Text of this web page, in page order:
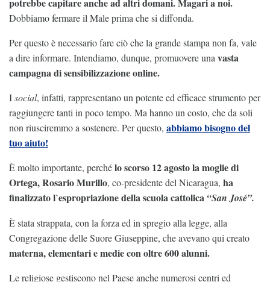
Dobbiamo fermare il Male prima che si diffonda.
Per questo è necessario fare ciò che la grande stampa non fa, vale
a dire informare. Intendiamo, dunque, promuovere una vasta
campagna di sensibilizzazione online.
Isocial, infatti, rappresentano un potente ed efficace strumento per
raggiungere tanti in poco tempo. Ma hanno un costo, che da soli
non riusciremmo a sostenere. Per questo, abbiamo bisogno del
tuo aiuto!
È molto importante, perchélo scorso 12 agosto la moglie di
Ortega, Rosario Murillo, co-presidente del Nicaragua, ha
finalizzato l’espropriazione della scuola cattolica “San José”.
È stata strappata, con la forza ed in spregio alla legge, alla
Congregazione delle Suore Giuseppine, che avevano qui creato
materna, elementari e medie con oltre 600 alunni.
Le religiose gestiscono nel Paese anche numerosi centri ed